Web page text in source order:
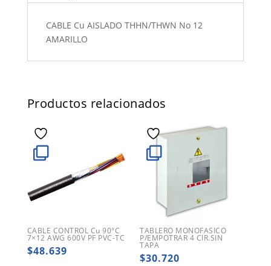
CABLE Cu AISLADO THHN/THWN No 12
AMARILLO
Productos relacionados
CABLE CONTROL Cu 90°C
7×12 AWG 600V PF PVC-TC
$48.639
TABLERO MONOFASICO
P/EMPOTRAR 4 CIR.SIN
TAPA
$30.720